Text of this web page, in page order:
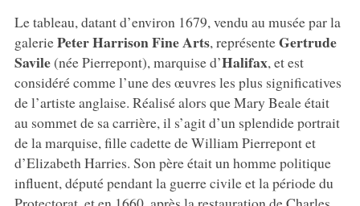
Le tableau, datant d’environ 1679, vendu au musée par la
galeriePeter Harrison Fine Arts, représenteGertrude
Savile(née Pierrepont), marquise d’Halifax, et est
considéré comme l’une des œuvres les plus significatives
de l’artiste anglaise. Réalisé alors que Mary Beale était
au sommet de sa carrière, il s’agit d’un splendide portrait
de la marquise, fille cadette de William Pierrepont et
d’Elizabeth Harries. Son père était un homme politique
influent, député pendant la guerre civile et la période du